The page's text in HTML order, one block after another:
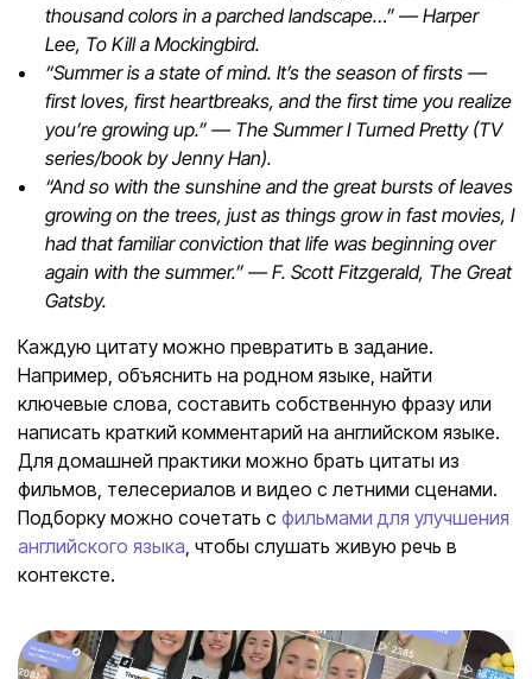
thousand colors in a parched landscape…” — Harper
Lee, To Kill a Mockingbird.
“Summer is a state of mind. It’s the season of firsts —
first loves, first heartbreaks, and the first time you realize
you’re growing up.” — The Summer I Turned Pretty (TV
series/book by Jenny Han).
“And so with the sunshine and the great bursts of leaves
growing on the trees, just as things grow in fast movies, I
had that familiar conviction that life was beginning over
again with the summer.” — F. Scott Fitzgerald, The Great
Gatsby.
Каждую цитату можно превратить в задание.
Например, объяснить на родном языке, найти
ключевые слова, составить собственную фразу или
написать краткий комментарий на английском языке.
Для домашней практики можно брать цитаты из
фильмов, телесериалов и видео с летними сценами.
Подборку можно сочетать с фильмами для улучшения
английского языка, чтобы слушать живую речь в
контексте.